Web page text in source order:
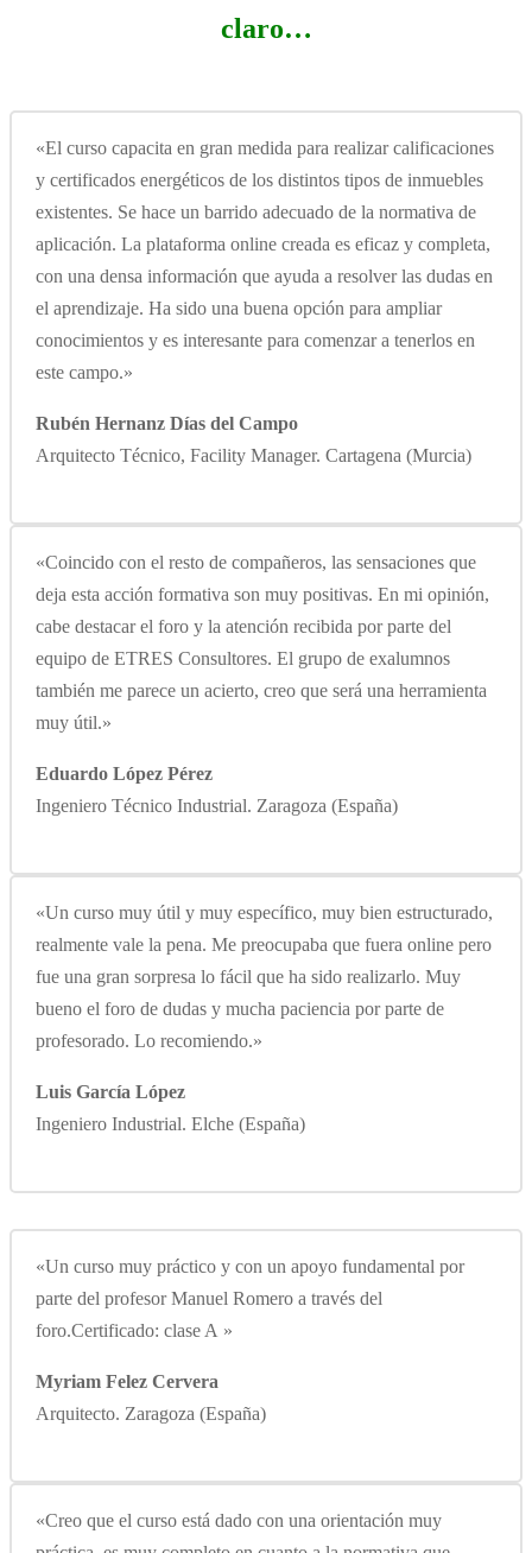
claro…
«El curso capacita en gran medida para realizar calificaciones
y certificados energéticos de los distintos tipos de inmuebles
existentes. Se hace un barrido adecuado de la normativa de
aplicación. La plataforma online creada es eficaz y completa,
con una densa información que ayuda a resolver las dudas en
el aprendizaje. Ha sido una buena opción para ampliar
conocimientos y es interesante para comenzar a tenerlos en
este campo.»
Rubén Hernanz Días del Campo
Arquitecto Técnico, Facility Manager. Cartagena (Murcia)
«Coincido con el resto de compañeros, las sensaciones que
deja esta acción formativa son muy positivas. En mi opinión,
cabe destacar el foro y la atención recibida por parte del
equipo de ETRES Consultores. El grupo de exalumnos
también me parece un acierto, creo que será una herramienta
muy útil.»
Eduardo López Pérez
Ingeniero Técnico Industrial. Zaragoza (España)
«Un curso muy útil y muy específico, muy bien estructurado,
realmente vale la pena. Me preocupaba que fuera online pero
fue una gran sorpresa lo fácil que ha sido realizarlo. Muy
bueno el foro de dudas y mucha paciencia por parte de
profesorado. Lo recomiendo.»
Luis García López
Ingeniero Industrial. Elche (España)
«Un curso muy práctico y con un apoyo fundamental por
parte del profesor Manuel Romero a través del
foro.Certificado: clase A »
Myriam Felez Cervera
Arquitecto. Zaragoza (España)
«Creo que el curso está dado con una orientación muy